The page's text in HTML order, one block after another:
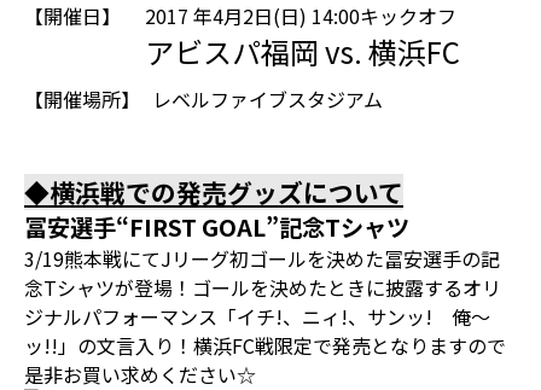
【開催日】 2017 年4月2日(日) 14:00キックオフ
アビスパ福岡 vs. 横浜FC
【開催場所】 レベルファイブスタジアム
◆横浜戦での発売グッズについて
冨安選手“FIRST GOAL”記念Tシャツ
3/19熊本戦にてJリーグ初ゴールを決めた冨安選手の記
念Tシャツが登場！ゴールを決めたときに披露するオリ
ジナルパフォーマンス「イチ!、ニィ!、サンッ! 俺～
ッ!!」の文言入り！横浜FC戦限定で発売となりますので
是非お買い求めください☆